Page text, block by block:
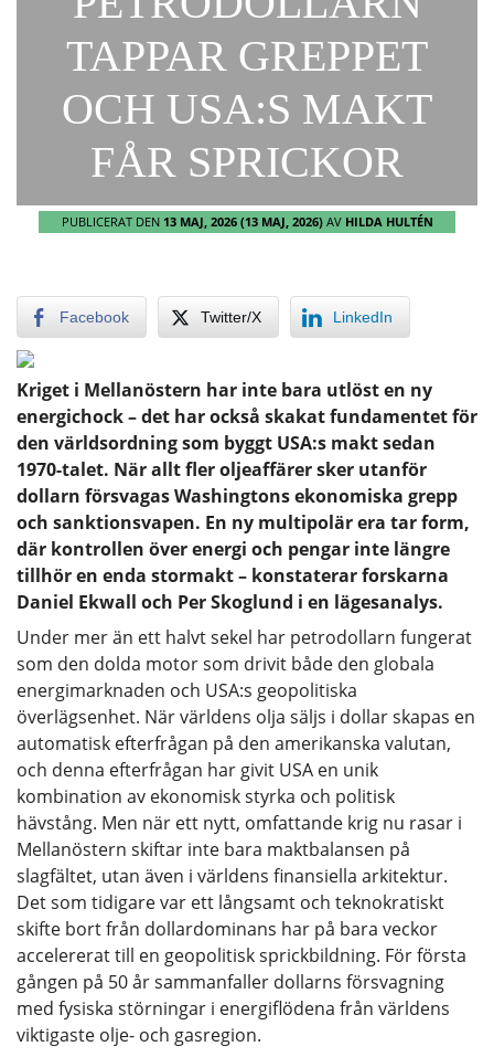
TAPPAR GREPPET
OCH USA:S MAKT
FÅR SPRICKOR
PUBLICERAT DEN 13 MAJ, 2026(13 MAJ, 2026) AV HILDA HULTÉN
Facebook Twitter/X LinkedIn
Kriget i Mellanöstern har inte bara utlöst en ny
energichock – det har också skakat fundamentet för
den världsordning som byggt USA:s makt sedan
1970-talet. När allt fler oljeaffärer sker utanför
dollarn försvagas Washingtons ekonomiska grepp
och sanktionsvapen. En ny multipolär era tar form,
där kontrollen över energi och pengar inte längre
tillhör en enda stormakt – konstaterar forskarna
Daniel Ekwall och Per Skoglund i en lägesanalys.
Under mer än ett halvt sekel har petrodollarn fungerat
som den dolda motor som drivit både den globala
energimarknaden och USA:s geopolitiska
överlägsenhet. När världens olja säljs i dollar skapas en
automatisk efterfrågan på den amerikanska valutan,
och denna efterfrågan har givit USA en unik
kombination av ekonomisk styrka och politisk
hävstång. Men när ett nytt, omfattande krig nu rasar i
Mellanöstern skiftar inte bara maktbalansen på
slagfältet, utan även i världens finansiella arkitektur.
Det som tidigare var ett långsamt och teknokratiskt
skifte bort från dollardominans har på bara veckor
accelererat till en geopolitisk sprickbildning. För första
gången på 50 år sammanfaller dollarns försvagning
med fysiska störningar i energiflödena från världens
viktigaste olje- och gasregion.